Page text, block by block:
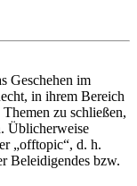
Geschehen im
in ihrem Bereich
zu schließen,
Üblicherweise
„offtopic“, d. h.
Beleidigendes bzw.